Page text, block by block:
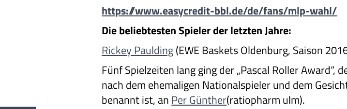
https://www.easycredit-bbl.de/de/fans/mlp-wahl/
Die beliebtesten Spieler der letzten Jahre:
Rickey Paulding(EWE Baskets Oldenburg, Saison
Fünf Spielzeiten lang ging der „Pascal Roller
nach dem ehemaligen Nationalspieler und dem
benannt ist, an Per Günther(ratiopharm ulm).